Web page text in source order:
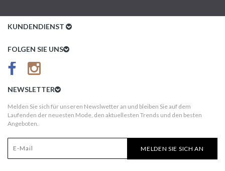
KUNDENDIENST
Kundenservice
AGB
Kundeninformationen
Widerruf
FOLGEN SIE UNS
NEWSLETTER
Melden Sie sich für unseren Newslwetter an und bleiben Sie auf dem
Laufenden der neuesten Mode, den aktuellesten Trends und den besten
Angeboten.
MELDEN SIE SICH AN